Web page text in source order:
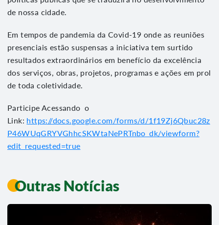
de nossa cidade.
Em tempos de pandemia da Covid-19 onde as reuniões
presenciais estão suspensas a iniciativa tem surtido
resultados extraordinários em benefício da excelência
dos serviços, obras, projetos, programas e ações em prol
de toda coletividade.
Participe Acessando o
Link: https://docs.google.com/forms/d/1f19Zj6Qbuc28z
P46WUqGRYVGhhcSKWtaNePRTnbo_dk/viewform?
edit_requested=true
Outras Notícias